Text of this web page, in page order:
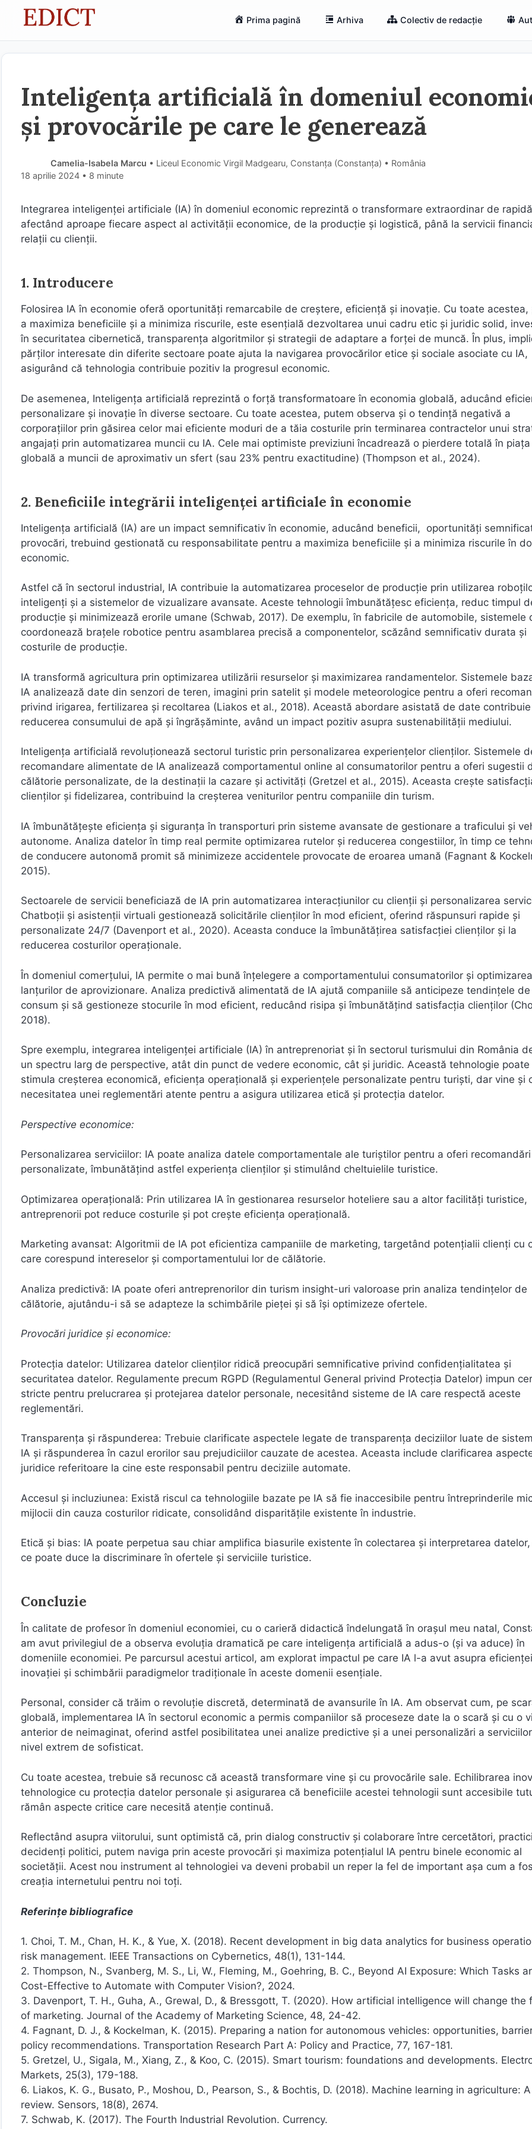
Prima pagină Arhiva Colectiv de redacție
Inteligența artificială în domeniul
și provocările pe care le generează
Camelia-Isabela Marcu • Liceul Economic Virgil Madgearu, Constanța (Constanţa) • România
18 aprilie 2024 • 8 minute
Integrarea inteligenței artificiale (IA) în domeniul economic reprezintă o transformare extraordinar de
afectând aproape fiecare aspect al activității economice, de la producție și logistică, până la servicii
relații cu clienții.
1. Introducere
Folosirea IA în economie oferă oportunități remarcabile de creștere, eficiență și inovație. Cu toate acestea,
a maximiza beneficiile și a minimiza riscurile, este esențială dezvoltarea unui cadru etic și juridic solid,
în securitatea cibernetică, transparența algoritmilor și strategii de adaptare a forței de muncă. În plus,
părților interesate din diferite sectoare poate ajuta la navigarea provocărilor etice și sociale asociate cu IA,
asigurând că tehnologia contribuie pozitiv la progresul economic.
De asemenea, Inteligența artificială reprezintă o forță transformatoare în economia globală, aducând
personalizare și inovație în diverse sectoare. Cu toate acestea, putem observa și o tendință negativă a
corporațiilor prin găsirea celor mai eficiente moduri de a tăia costurile prin terminarea contractelor unui
angajați prin automatizarea muncii cu IA. Cele mai optimiste previziuni încadrează o pierdere totală în piața
globală a muncii de aproximativ un sfert (sau 23% pentru exactitudine) (Thompson et al., 2024).
2. Beneficiile integrării inteligenței artificiale în economie
Inteligența artificială (IA) are un impact semnificativ în economie, aducând beneficii, oportunități
provocări, trebuind gestionată cu responsabilitate pentru a maximiza beneficiile și a minimiza riscurile în
economic.
Astfel că în sectorul industrial, IA contribuie la automatizarea proceselor de producție prin utilizarea
inteligenți și a sistemelor de vizualizare avansate. Aceste tehnologii îmbunătățesc eficiența, reduc timpul
producție și minimizează erorile umane (Schwab, 2017). De exemplu, în fabricile de automobile, sistemele
coordonează brațele robotice pentru asamblarea precisă a componentelor, scăzând semnificativ durata și
costurile de producție.
IA transformă agricultura prin optimizarea utilizării resurselor și maximizarea randamentelor. Sistemele
IA analizează date din senzori de teren, imagini prin satelit și modele meteorologice pentru a oferi
privind irigarea, fertilizarea și recoltarea (Liakos et al., 2018). Această abordare asistată de date
reducerea consumului de apă și îngrășăminte, având un impact pozitiv asupra sustenabilității mediului.
Inteligența artificială revoluționează sectorul turistic prin personalizarea experiențelor clienților. Sistemele
recomandare alimentate de IA analizează comportamentul online al consumatorilor pentru a oferi sugestii
călătorie personalizate, de la destinații la cazare și activități (Gretzel et al., 2015). Aceasta crește
clienților și fidelizarea, contribuind la creșterea veniturilor pentru companiile din turism.
IA îmbunătățește eficiența și siguranța în transporturi prin sisteme avansate de gestionare a traficului și
autonome. Analiza datelor în timp real permite optimizarea rutelor și reducerea congestiilor, în timp ce
de conducere autonomă promit să minimizeze accidentele provocate de eroarea umană (Fagnant &
2015).
Sectoarele de servicii beneficiază de IA prin automatizarea interacțiunilor cu clienții și personalizarea
Chatboții și asistenții virtuali gestionează solicitările clienților în mod eficient, oferind răspunsuri rapide și
personalizate 24/7 (Davenport et al., 2020). Aceasta conduce la îmbunătățirea satisfacției clienților și la
reducerea costurilor operaționale.
În domeniul comerțului, IA permite o mai bună înțelegere a comportamentului consumatorilor și optimizarea
lanțurilor de aprovizionare. Analiza predictivă alimentată de IA ajută companiile să anticipeze tendințele de
consum și să gestioneze stocurile în mod eficient, reducând risipa și îmbunătățind satisfacția clienților
2018).
Spre exemplu, integrarea inteligenței artificiale (IA) în antreprenoriat și în sectorul turismului din România
un spectru larg de perspective, atât din punct de vedere economic, cât și juridic. Această tehnologie poate
stimula creșterea economică, eficiența operațională și experiențele personalizate pentru turiști, dar vine și
necesitatea unei reglementări atente pentru a asigura utilizarea etică și protecția datelor.
Perspective economice:
Personalizarea serviciilor: IA poate analiza datele comportamentale ale turiștilor pentru a oferi recomandări
personalizate, îmbunătățind astfel experiența clienților și stimulând cheltuielile turistice.
Optimizarea operațională: Prin utilizarea IA în gestionarea resurselor hoteliere sau a altor facilități turistice,
antreprenorii pot reduce costurile și pot crește eficiența operațională.
Marketing avansat: Algoritmii de IA pot eficientiza campaniile de marketing, targetând potențialii clienți cu
care corespund intereselor și comportamentului lor de călătorie.
Analiza predictivă: IA poate oferi antreprenorilor din turism insight-uri valoroase prin analiza tendințelor de
călătorie, ajutându-i să se adapteze la schimbările pieței și să își optimizeze ofertele.
Provocări juridice și economice:
Protecția datelor: Utilizarea datelor clienților ridică preocupări semnificative privind confidențialitatea și
securitatea datelor. Regulamente precum RGPD (Regulamentul General privind Protecția Datelor) impun
stricte pentru prelucrarea și protejarea datelor personale, necesitând sisteme de IA care respectă aceste
reglementări.
Transparența și răspunderea: Trebuie clarificate aspectele legate de transparența deciziilor luate de
IA și răspunderea în cazul erorilor sau prejudiciilor cauzate de acestea. Aceasta include clarificarea
juridice referitoare la cine este responsabil pentru deciziile automate.
Accesul și incluziunea: Există riscul ca tehnologiile bazate pe IA să fie inaccesibile pentru întreprinderile
mijlocii din cauza costurilor ridicate, consolidând disparitățile existente în industrie.
Etică și bias: IA poate perpetua sau chiar amplifica biasurile existente în colectarea și interpretarea datelor,
ce poate duce la discriminare în ofertele și serviciile turistice.
Concluzie
În calitate de profesor în domeniul economiei, cu o carieră didactică îndelungată în orașul meu natal,
am avut privilegiul de a observa evoluția dramatică pe care inteligența artificială a adus-o (și va aduce) în
domeniile economiei. Pe parcursul acestui articol, am explorat impactul pe care IA l-a avut asupra
inovației și schimbării paradigmelor tradiționale în aceste domenii esențiale.
Personal, consider că trăim o revoluție discretă, determinată de avansurile în IA. Am observat cum, pe
globală, implementarea IA în sectorul economic a permis companiilor să proceseze date la o scară și cu o
anterior de neimaginat, oferind astfel posibilitatea unei analize predictive și a unei personalizări a
nivel extrem de sofisticat.
Cu toate acestea, trebuie să recunosc că această transformare vine și cu provocările sale. Echilibrarea
tehnologice cu protecția datelor personale și asigurarea că beneficiile acestei tehnologii sunt accesibile
rămân aspecte critice care necesită atenție continuă.
Reflectând asupra viitorului, sunt optimistă că, prin dialog constructiv și colaborare între cercetători,
decidenți politici, putem naviga prin aceste provocări și maximiza potențialul IA pentru binele economic al
societății. Acest nou instrument al tehnologiei va deveni probabil un reper la fel de important așa cum a
creația internetului pentru noi toți.
Referințe bibliografice
1. Choi, T. M., Chan, H. K., & Yue, X. (2018). Recent development in big data analytics for business
risk management. IEEE Transactions on Cybernetics, 48(1), 131-144.
2. Thompson, N., Svanberg, M. S., Li, W., Fleming, M., Goehring, B. C., Beyond AI Exposure: Which Tasks
Cost-Effective to Automate with Computer Vision?, 2024.
3. Davenport, T. H., Guha, A., Grewal, D., & Bressgott, T. (2020). How artificial intelligence will change the
of marketing. Journal of the Academy of Marketing Science, 48, 24-42.
4. Fagnant, D. J., & Kockelman, K. (2015). Preparing a nation for autonomous vehicles: opportunities,
policy recommendations. Transportation Research Part A: Policy and Practice, 77, 167-181.
5. Gretzel, U., Sigala, M., Xiang, Z., & Koo, C. (2015). Smart tourism: foundations and developments.
Markets, 25(3), 179-188.
6. Liakos, K. G., Busato, P., Moshou, D., Pearson, S., & Bochtis, D. (2018). Machine learning in agriculture: A
review. Sensors, 18(8), 2674.
7. Schwab, K. (2017). The Fourth Industrial Revolution. Currency.